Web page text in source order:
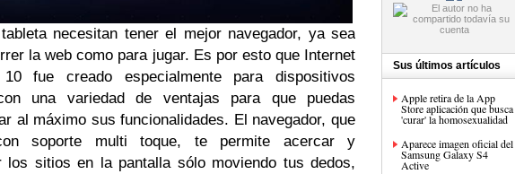
necesitan tener el mejor navegador, ya sea
la web como para jugar. Es por esto que Internet
10 fue creado especialmente para dispositivos
una variedad de ventajas para que puedas
al máximo sus funcionalidades. El navegador, que
soporte multi toque, te permite acercar y
los sitios en la pantalla sólo moviendo tus dedos,
Sus últimos artículos
Apple retira de la App
Store aplicación que busca
'curar' la homosexualidad
Aparece imagen oficial del
Samsung Galaxy S4
Active